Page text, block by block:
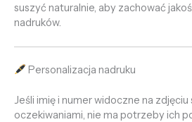
suszyć naturalnie, aby zachować
nadruków.
Personalizacja nadruku
Jeśli imię i numer widoczne na
oczekiwaniami, nie ma potrzeby ich